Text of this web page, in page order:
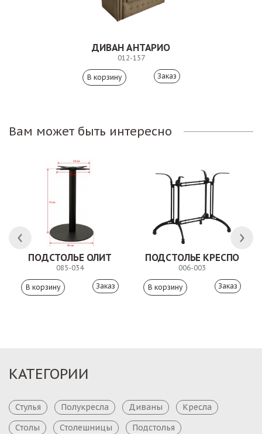
ДИВАН АНТАРИО
012-157
Заказ
Вам может быть интересно
ПОДСТОЛЬЕ ОЛИТ
085-034
Заказ
ПОДСТОЛЬЕ КРЕСПО
006-003
Заказ
КАТЕГОРИИ
Стулья Полукресла Диваны
Кресла
Столы
Столешницы
Подстолья